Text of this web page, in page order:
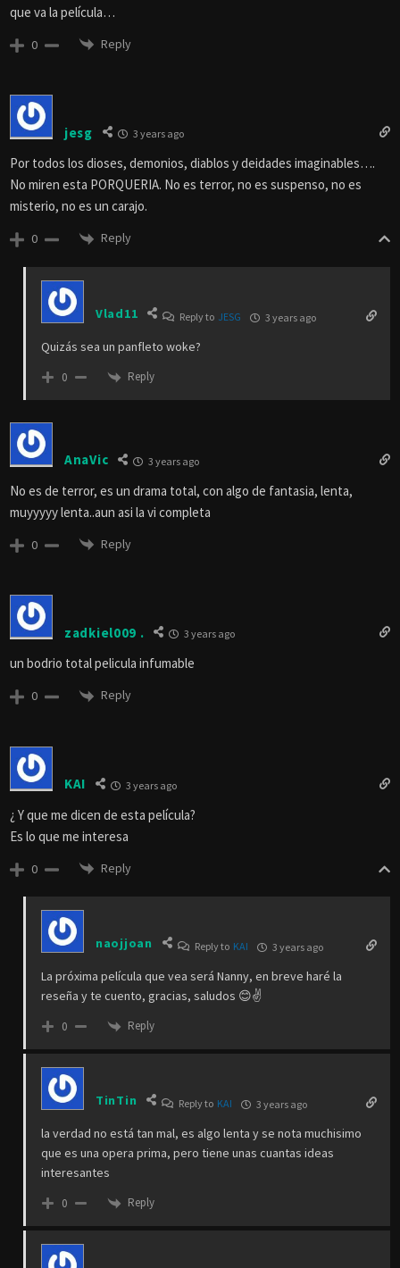
que va la película…
0 Reply
jesg 3 years ago
Por todos los dioses, demonios, diablos y deidades imaginables….
No miren esta PORQUERIA. No es terror, no es suspenso, no es
misterio, no es un carajo.
0 Reply
Vlad11 Reply to JESG 3 years ago
Quizás sea un panfleto woke?
0 Reply
AnaVic 3 years ago
No es de terror, es un drama total, con algo de fantasia, lenta,
muyyyyy lenta..aun asi la vi completa
0 Reply
zadkiel009 . 3 years ago
un bodrio total pelicula infumable
0 Reply
KAI 3 years ago
¿ Y que me dicen de esta película?
Es lo que me interesa
0 Reply
naojjoan Reply to KAI 3 years ago
La próxima película que vea será Nanny, en breve haré la
reseña y te cuento, gracias, saludos 😊✌️
0 Reply
TinTin Reply to KAI 3 years ago
la verdad no está tan mal, es algo lenta y se nota muchisimo
que es una opera prima, pero tiene unas cuantas ideas
interesantes
0 Reply